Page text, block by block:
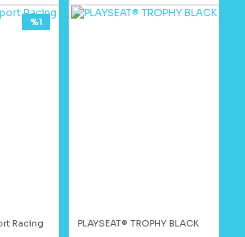
Racing
%1
PLAYSEAT® TROPHY BLACK